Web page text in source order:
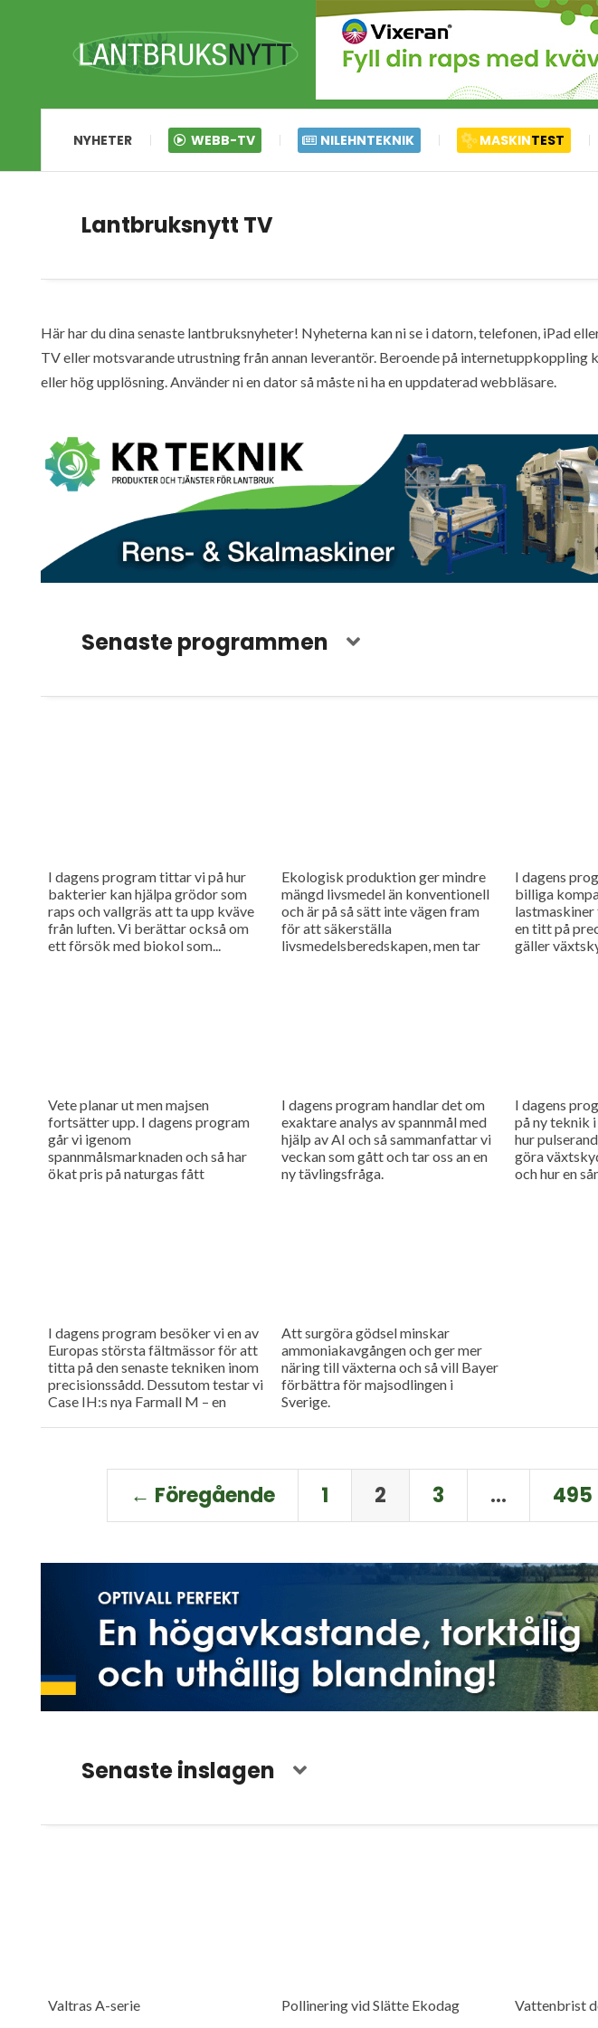
NYHETER WEBB-TV NILEHNTEKNIK MASKINTEST
Lantbruksnytt TV
Här har du dina senaste lantbruksnyheter! Nyheterna kan ni se i datorn, telefonen, iPad
TV eller motsvarande utrustning från annan leverantör. Beroende på internetuppkoppling
eller hög upplösning. Använder ni en dator så måste ni ha en uppdaterad webbläsare.
Senaste programmen
I dagens program tittar vi på hur
bakterier kan hjälpa grödor som
raps och vallgräs att ta upp kväve
från luften. Vi berättar också om
ett försök med biokol som...
Ekologisk produktion ger mindre
mängd livsmedel än konventionell
och är på så sätt inte vägen fram
för att säkerställa
livsmedelsberedskapen, men tar
I dagens
billiga
lastmaskiner
en titt på
gäller
Vete planar ut men majsen
fortsätter upp. I dagens program
går vi igenom
spannmålsmarknaden och så har
ökat pris på naturgas fått
I dagens program handlar det om
exaktare analys av spannmål med
hjälp av AI och så sammanfattar vi
veckan som gått och tar oss an en
ny tävlingsfråga.
I dagens
på ny teknik
hur
göra
och hur en
I dagens program besöker vi en av
Europas största fältmässor för att
titta på den senaste tekniken inom
precisionssådd. Dessutom testar vi
Case IH:s nya Farmall M – en
Att surgöra gödsel minskar
ammoniakavgången och ger mer
näring till växterna och så vill Bayer
förbättra för majsodlingen i
Sverige.
← Föregående 1 2 3 … 495
Senaste inslagen
Valtras A-serie Pollinering vid Slätte Ekodag Vattenbrist